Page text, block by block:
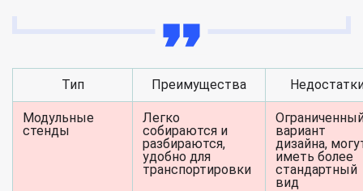
Тип Преимущества
Модульные
стенды
Легко
собираются и
разбираются,
удобно для
транспортировки
вариант
дизайна,
иметь более
стандартный
вид